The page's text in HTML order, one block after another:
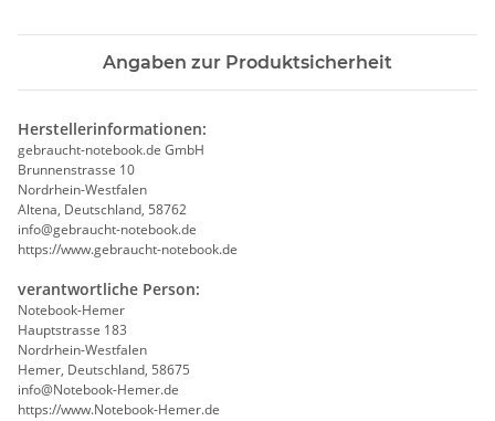
Angaben zur Produktsicherheit
Herstellerinformationen:
gebraucht-notebook.de GmbH
Brunnenstrasse 10
Nordrhein-Westfalen
Altena, Deutschland, 58762
info@gebraucht-notebook.de
https://www.gebraucht-notebook.de
verantwortliche Person:
Notebook-Hemer
Hauptstrasse 183
Nordrhein-Westfalen
Hemer, Deutschland, 58675
info@Notebook-Hemer.de
https://www.Notebook-Hemer.de